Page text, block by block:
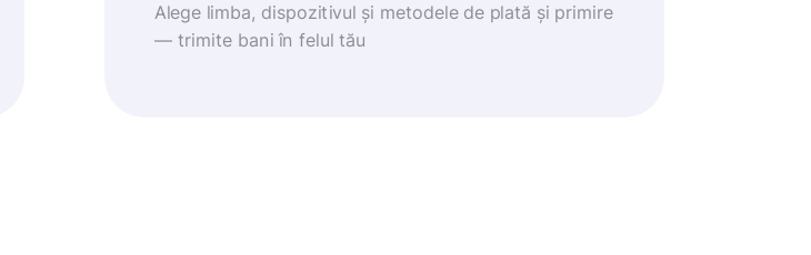
Alege limba, dispozitivul și metodele de plată și primire
— trimite bani în felul tău